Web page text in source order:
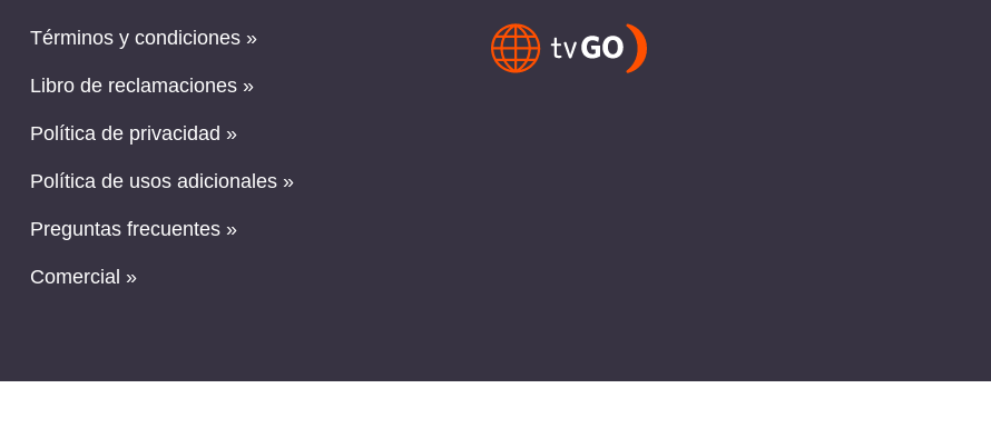
Términos y condiciones »
Libro de reclamaciones »
Política de privacidad »
Política de usos adicionales »
Preguntas frecuentes »
Comercial »